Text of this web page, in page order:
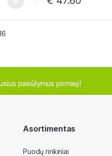
Rūšiuojama pagal naujausią
pasiūlymus pirmieji!
Asortimentas
Puodų rinkiniai